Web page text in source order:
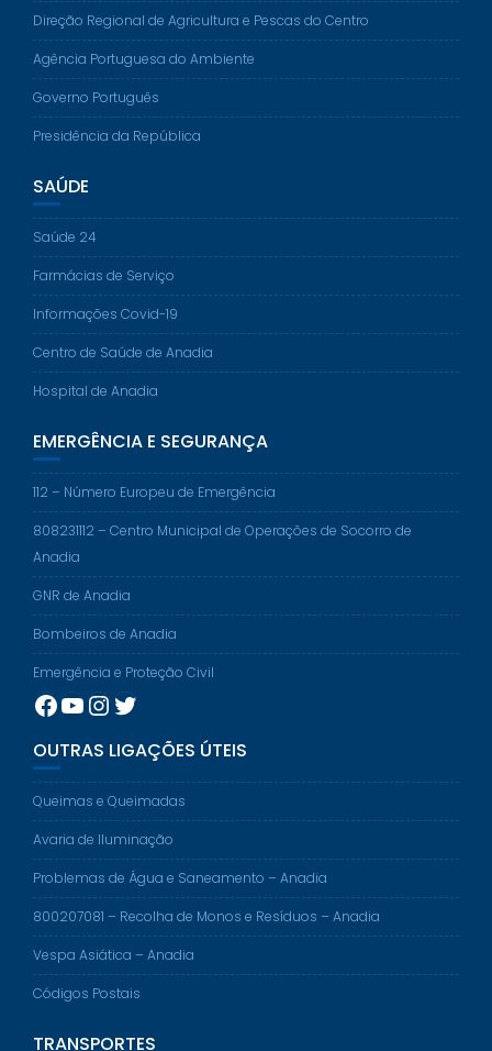
Direção Regional de Agricultura e Pescas do Centro
Agência Portuguesa do Ambiente
Governo Português
Presidência da República
SAÚDE
Saúde 24
Farmácias de Serviço
Informações Covid-19
Centro de Saúde de Anadia
Hospital de Anadia
EMERGÊNCIA E SEGURANÇA
112 – Número Europeu de Emergência
808231112 – Centro Municipal de Operações de Socorro de
Anadia
GNR de Anadia
Bombeiros de Anadia
Emergência e Proteção Civil
Facebook
YouTube
Instagram
Twitter
OUTRAS LIGAÇÕES ÚTEIS
Queimas e Queimadas
Avaria de Iluminação
Problemas de Água e Saneamento – Anadia
800207081 – Recolha de Monos e Resíduos – Anadia
Vespa Asiática – Anadia
Códigos Postais
TRANSPORTES